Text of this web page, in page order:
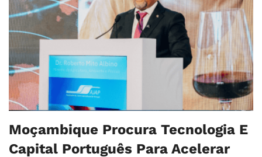
Moçambique Procura Tecnologia E
Capital Português Para Acelerar